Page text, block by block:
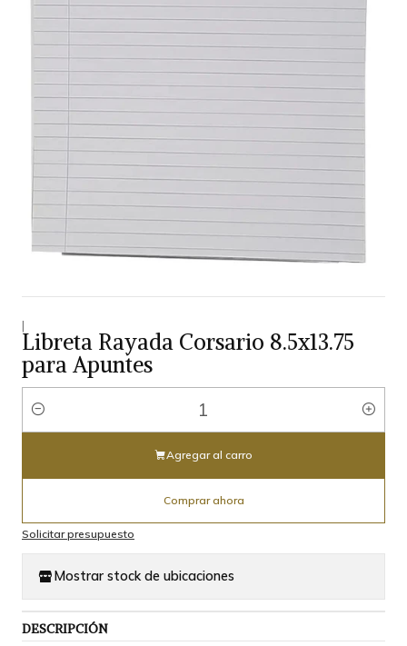
|
Libreta Rayada Corsario 8.5x13.75
para Apuntes
Cantidad
Agregar al carro
Comprar ahora
Solicitar presupuesto
Mostrar stock de ubicaciones
DESCRIPCIÓN